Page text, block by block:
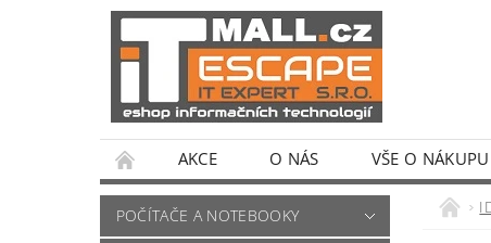
AKCE O NÁS VŠE O NÁKUPU
POČÍTAČE A NOTEBOOKY